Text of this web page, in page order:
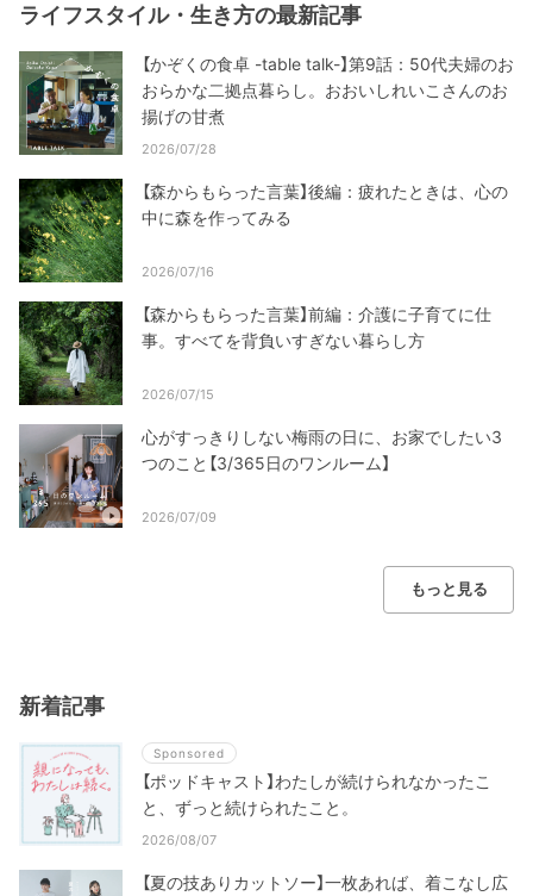
ライフスタイル・生き方の最新記事
【かぞくの食卓 -table talk-】第9話：50代夫婦のお
おらかな二拠点暮らし。おおいしれいこさんのお
揚げの甘煮
2026/07/28
【森からもらった言葉】後編：疲れたときは、心の
中に森を作ってみる
2026/07/16
【森からもらった言葉】前編：介護に子育てに仕
事。すべてを背負いすぎない暮らし方
2026/07/15
心がすっきりしない梅雨の日に、お家でしたい3
つのこと【3/365日のワンルーム】
2026/07/09
もっと見る
新着記事
Sponsored
【ポッドキャスト】わたしが続けられなかったこ
と、ずっと続けられたこと。
2026/08/07
【夏の技ありカットソー】一枚あれば、着こなし広